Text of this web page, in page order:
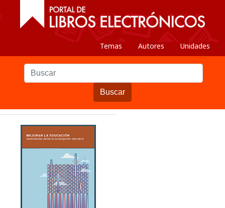
Temas Autores Unidades
Buscar